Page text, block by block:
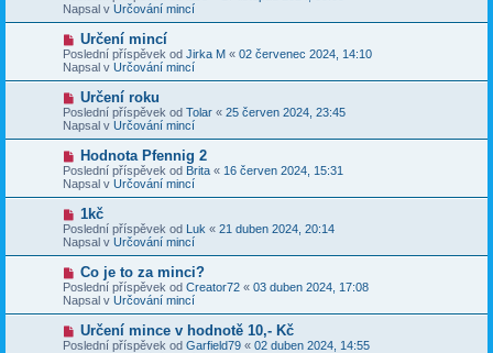
e
k
s
p
ě
v
e
k
v
ý
p
í
s
p
ě
v
e
k
Napsal v Určování mincí
N
o
v
ý
p
í
s
p
v
e
k
Určení mincí
Poslední příspěvek od Jirka M « 02 červenec 2024, 14:10
Napsal v Určování mincí
N
o
v
ý
p
í
s
p
ě
v
e
k
Určení roku
Poslední příspěvek od Tolar « 25 červen 2024, 23:45
Napsal v Určování mincí
N
o
v
ý
í
s
p
ě
v
e
k
Hodnota Pfennig 2
Poslední příspěvek od Brita « 16 červen 2024, 15:31
Napsal v Určování mincí
N
o
v
ý
í
s
p
ě
v
1kč
Poslední příspěvek od Luk « 21 duben 2024, 20:14
Napsal v Určování mincí
N
o
v
ý
p
í
Co je to za minci?
Poslední příspěvek od Creator72 « 03 duben 2024, 17:08
Napsal v Určování mincí
N
o
Určení mince v hodnotě 10,- Kč
Poslední příspěvek od Garfield79 « 02 duben 2024, 14:55